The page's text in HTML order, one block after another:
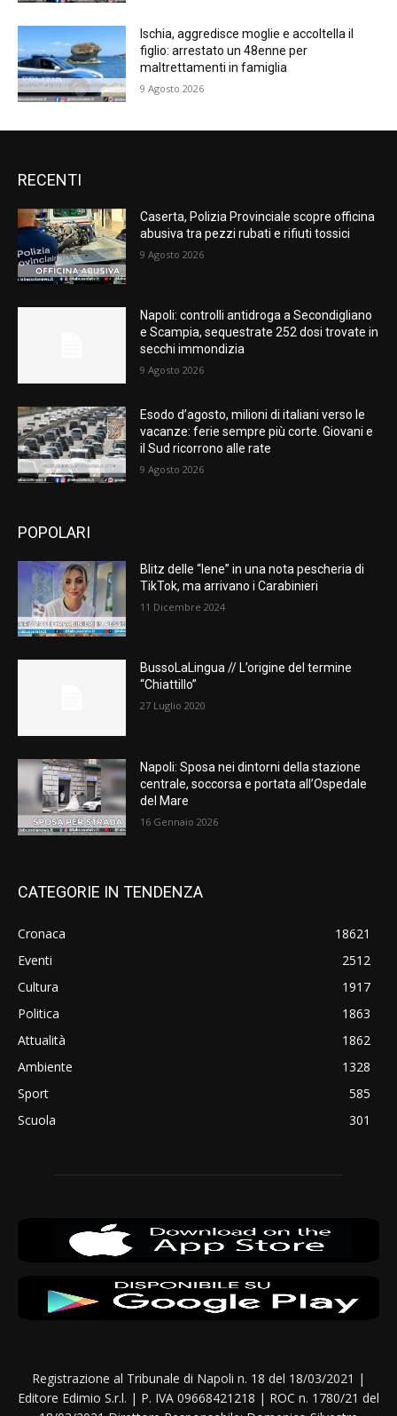
Ischia, aggredisce moglie e accoltella il
figlio: arrestato un 48enne per
maltrettamenti in famiglia
9 Agosto 2026
RECENTI
Caserta, Polizia Provinciale scopre officina
abusiva tra pezzi rubati e rifiuti tossici
9 Agosto 2026
Napoli: controlli antidroga a Secondigliano
e Scampia, sequestrate 252 dosi trovate in
secchi immondizia
9 Agosto 2026
Esodo d’agosto, milioni di italiani verso le
vacanze: ferie sempre più corte. Giovani e
il Sud ricorrono alle rate
9 Agosto 2026
POPOLARI
Blitz delle “Iene” in una nota pescheria di
TikTok, ma arrivano i Carabinieri
11 Dicembre 2024
BussoLaLingua // L’origine del termine
“Chiattillo”
27 Luglio 2020
Napoli: Sposa nei dintorni della stazione
centrale, soccorsa e portata all’Ospedale
del Mare
16 Gennaio 2026
CATEGORIE IN TENDENZA
Cronaca
18621
Eventi
2512
Cultura
1917
Politica
1863
Attualità
1862
Ambiente
1328
Sport
585
Scuola
301
Registrazione al Tribunale di Napoli n. 18 del 18/03/2021 |
Editore Edimio S.r.l. | P. IVA 09668421218 | ROC n. 1780/21 del